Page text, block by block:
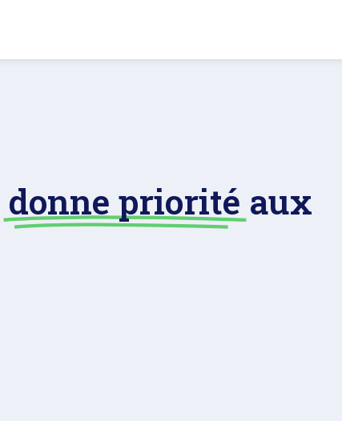
donne priorité aux